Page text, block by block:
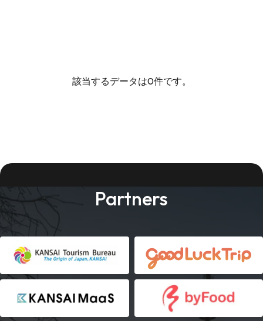
該当するデータは0件です。
Partners